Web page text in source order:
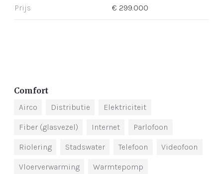
Prijs € 299.000
Comfort
Airco Distributie Elektriciteit
Fiber (glasvezel) Internet Parlofoon
Riolering Stadswater Telefoon Videofoon
Vloerverwarming Warmtepomp